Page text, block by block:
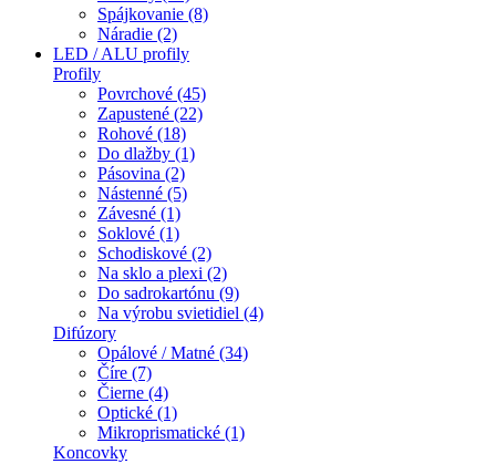
Spájkovanie (8)
Náradie (2)
LED / ALU profily
Profily
Povrchové (45)
Zapustené (22)
Rohové (18)
Do dlažby (1)
Pásovina (2)
Nástenné (5)
Závesné (1)
Soklové (1)
Schodiskové (2)
Na sklo a plexi (2)
Do sadrokartónu (9)
Na výrobu svietidiel (4)
Difúzory
Opálové / Matné (34)
Číre (7)
Čierne (4)
Optické (1)
Mikroprismatické (1)
Koncovky